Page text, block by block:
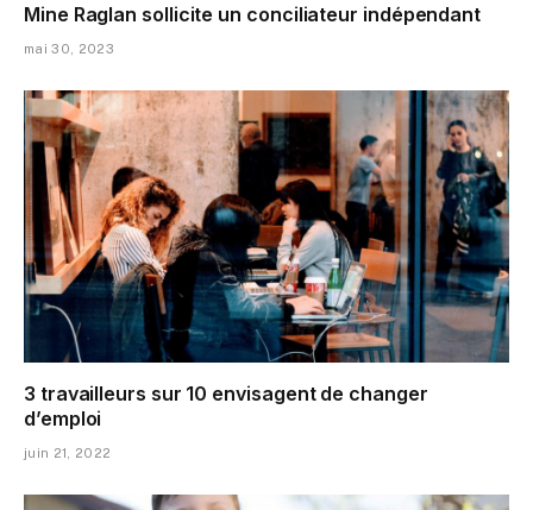
Mine Raglan sollicite un conciliateur indépendant
mai 30, 2023
3 travailleurs sur 10 envisagent de changer
d’emploi
juin 21, 2022